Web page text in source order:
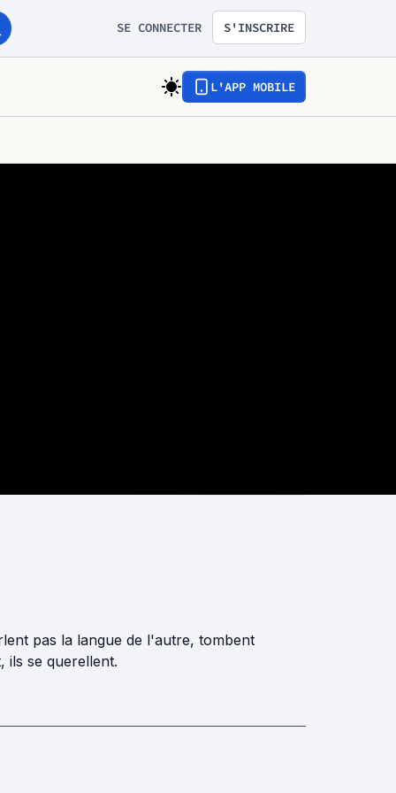
SE CONNECTER S'INSCRIRE
L'APP MOBILE
pas la langue de l'autre, tombent
ils se querellent.